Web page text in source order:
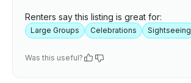
Renters say this listing is great for:
Large Groups Celebrations Sightseeing
Was this useful?